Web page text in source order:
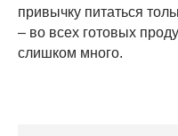
привычку питаться
– во всех готовых
слишком много.